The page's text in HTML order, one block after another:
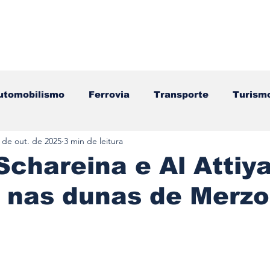
Ferrovia Transporte
Motos Autocarros
Componentes Gastronomia Videojogos/
e Al
dunas de
de out. de 2025 3 min de leitura
5 estrelas.